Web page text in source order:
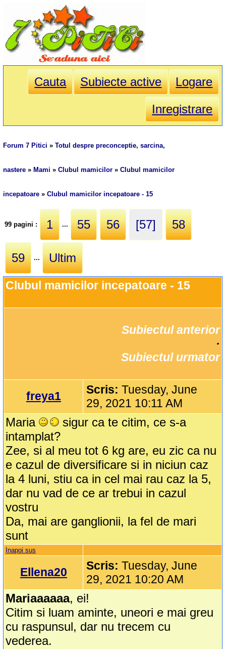
Cauta Subiecte active
Logare
Inregistrare
Forum 7 Pitici »Totul despre preconceptie, sarcina,
nastere » Mami »Clubul mamicilor »Clubul mamicilor
incepatoare »Clubul mamicilor incepatoare - 15
99 pagini : 1 ... 55 56 [57] 58
59 ... Ultim
Clubul mamicilor incepatoare - 15
Subiectul anterior
Subiectul urmator
freya1 Scris:Tuesday, June
29, 2021 10:11 AM
Maria
sigur ca te citim, ce s-a
intamplat?
Zee, si al meu tot 6 kg are, eu zic ca nu
e cazul de diversificare si in niciun caz
la 4 luni, stiu ca in cel mai rau caz la 5,
dar nu vad de ce ar trebui in cazul
vostru
Da, mai are ganglionii, la fel de mari
sunt
Inapoi sus
Ellena20 Scris:Tuesday, June
29, 2021 10:20 AM
Mariaaaaaa, ei!
Citim si luam aminte, uneori e mai greu
cu raspunsul, dar nu trecem cu
vederea.